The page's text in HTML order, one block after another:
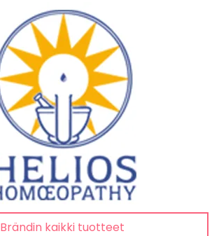
Brändin kaikki tuotteet